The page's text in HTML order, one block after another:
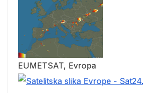
EUMETSAT, Evropa